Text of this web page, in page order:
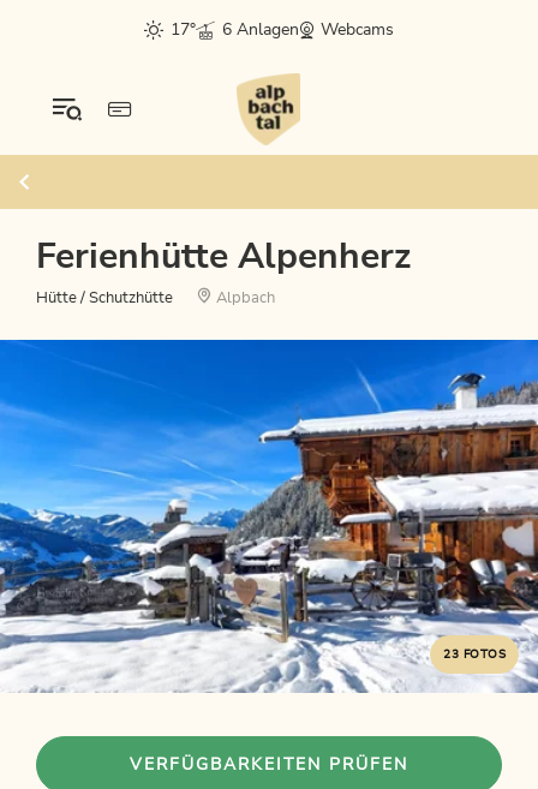
17° 6 Anlagen Webcams
Ferienhütte Alpenherz
Hütte / Schutzhütte Alpbach
23 FOTOS
VERFÜGBARKEITEN PRÜFEN